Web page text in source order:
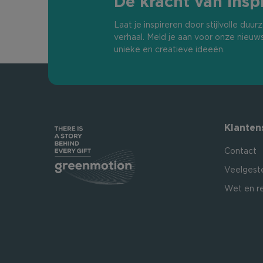
Laat je inspireren door stijlvolle
verhaal. Meld je aan voor onze
unieke en creatieve ideeën.
Contact
Wet en